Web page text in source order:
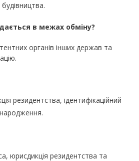
в межах обміну?
органів інших держав та
резидентства, ідентифікаційний
юрисдикція резидентства та